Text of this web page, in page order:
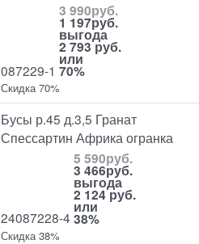
087229-1
3 990руб.
1 197руб.
выгода
2 793 руб.
или
70%
Скидка 70%
Бусы р.45 д.3,5 Гранат
Спессартин Африка огранка
24087228-4
5 590руб.
3 466руб.
выгода
2 124 руб.
или
38%
Скидка 38%